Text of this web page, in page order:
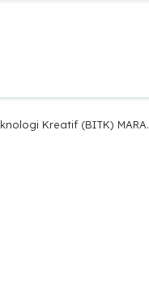
Kreatif (BITK) MARA.